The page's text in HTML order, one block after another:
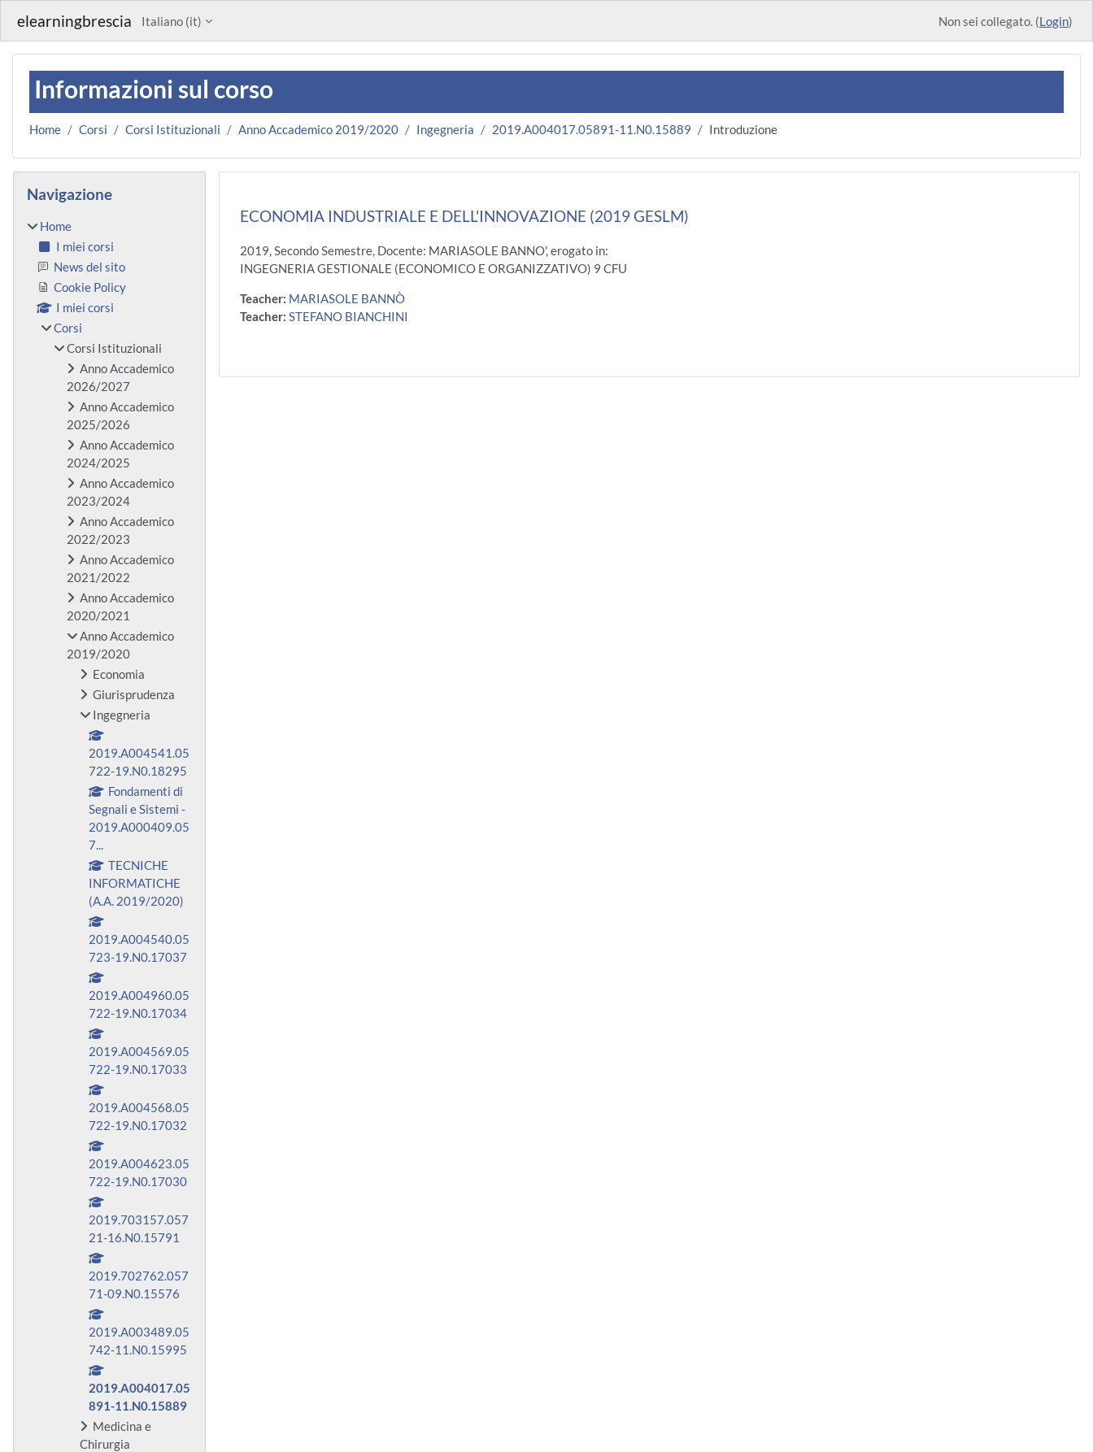
elearningbrescia Italiano ‎(it)‎ Non sei collegato. (Login)
Informazioni sul corso
Home Corsi Corsi Istituzionali Anno Accademico 2019/2020 Ingegneria 2019.A004017.05891-11.N0.15889 Introduzione
ECONOMIA INDUSTRIALE E DELL'INNOVAZIONE (2019 GESLM)
2019, Secondo Semestre, Docente: MARIASOLE BANNO', erogato in:
INGEGNERIA GESTIONALE (ECONOMICO E ORGANIZZATIVO) 9 CFU
Teacher: MARIASOLE BANNÒ
Teacher: STEFANO BIANCHINI
Blocchi
Navigazione
Home
I miei corsi
News del sito
Cookie Policy
I miei corsi
Corsi
Corsi Istituzionali
Anno Accademico
2026/2027
Anno Accademico
2025/2026
Anno Accademico
2024/2025
Anno Accademico
2023/2024
Anno Accademico
2022/2023
Anno Accademico
2021/2022
Anno Accademico
2020/2021
Anno Accademico
2019/2020
Economia
Giurisprudenza
Ingegneria
2019.A004541.05
722-19.N0.18295
Fondamenti di
Segnali e Sistemi -
2019.A000409.05
7...
TECNICHE
INFORMATICHE
(A.A. 2019/2020)
2019.A004540.05
723-19.N0.17037
2019.A004960.05
722-19.N0.17034
2019.A004569.05
722-19.N0.17033
2019.A004568.05
722-19.N0.17032
2019.A004623.05
722-19.N0.17030
2019.703157.057
21-16.N0.15791
2019.702762.057
71-09.N0.15576
2019.A003489.05
742-11.N0.15995
2019.A004017.05
891-11.N0.15889
Medicina e
Chirurgia